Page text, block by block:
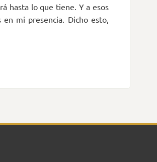
hasta lo que tiene. Y a esos
mi presencia. Dicho esto,